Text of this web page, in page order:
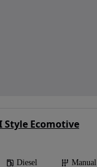
Style Ecomotive
Diesel Manual